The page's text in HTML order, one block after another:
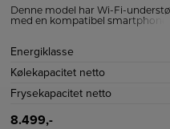
Denne model har Wi-Fi-
med en kompatibel smartphone
kabinet er tilpasset dine behov.
Energiklasse
Kølekapacitet netto
Frysekapacitet netto
8.499,-